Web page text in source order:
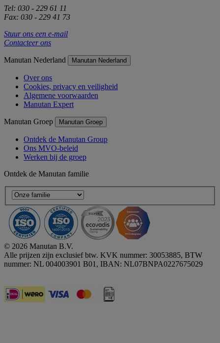
Tel: 030 - 229 61 11
Fax: 030 - 229 41 73
Stuur ons een e-mail
Contacteer ons
Manutan Nederland Manutan Nederland
Over ons
Cookies, privacy en veiligheid
Algemene voorwaarden
Manutan Expert
Manutan Groep Manutan Groep
Ontdek de Manutan Group
Ons MVO-beleid
Werken bij de groep
Ontdek de Manutan familie
© 2026 Manutan B.V.
Alle prijzen zijn exclusief btw. KVK nummer: 30053885, BTW
nummer: NL 004003901 B01, IBAN: NL07BNPA0227675029